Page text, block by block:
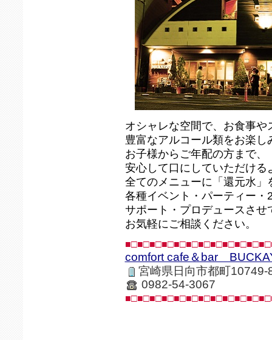
オシャレな空間で、お食事や
豊富なアルコール類をお楽
お子様からご年配の方まで、
安心して口にしていただける
全てのメニューに「還元水」
各種イベント・パーティー・
サポート・プロデュースさ
お気軽にご相談ください。
comfort cafe＆bar
宮崎県日向市都町10749-
0982-54-3067